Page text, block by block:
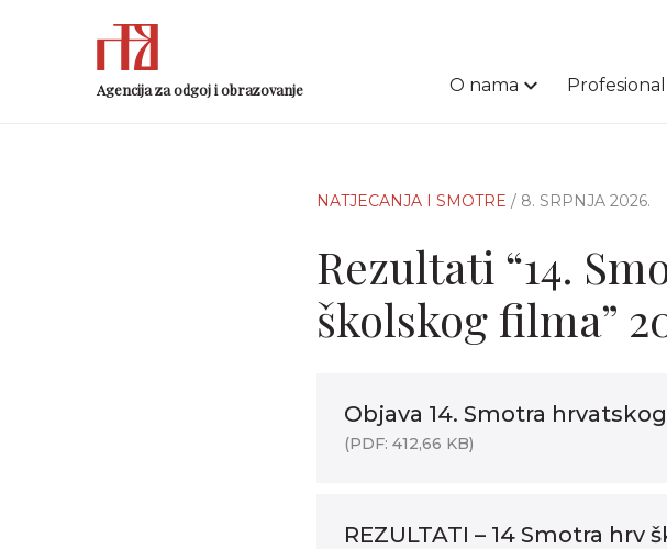
Agencija za odgoj i obrazovanje O nama
NATJECANJA I SMOTRE / 8. SRPNJA 2026.
Rezultati “14.
školskog filma”
Objava 14. Smotra
(PDF: 412,66 KB)
REZULTATI – 14 Smotra hrv